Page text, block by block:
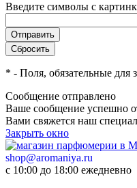
Введите символы с
* - Поля, обязательные для
Сообщение отправлено
Ваше сообщение успешно
Вами свяжется наш
Закрыть окно
shop@aromaniya.ru
с 10:00 до 18:00 ежедневно